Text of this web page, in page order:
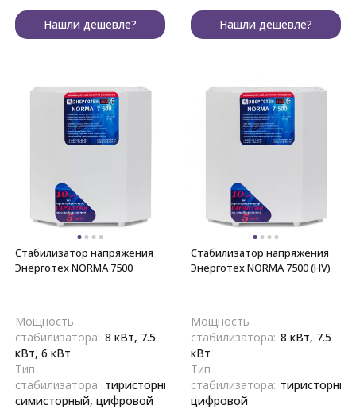
Нашли дешевле? Нашли дешевле?
Стабилизатор напряжения
Энерготех NORMA 7500
Мощность
стабилизатора: 8 кВт, 7.5
кВт, 6 кВт
Тип
стабилизатора: тиристорный,
симисторный, цифровой
Стабилизатор напряжения
Энерготех NORMA 7500 (HV)
Мощность
стабилизатора: 8 кВт, 7.5
кВт
Тип
стабилизатора:
цифровой